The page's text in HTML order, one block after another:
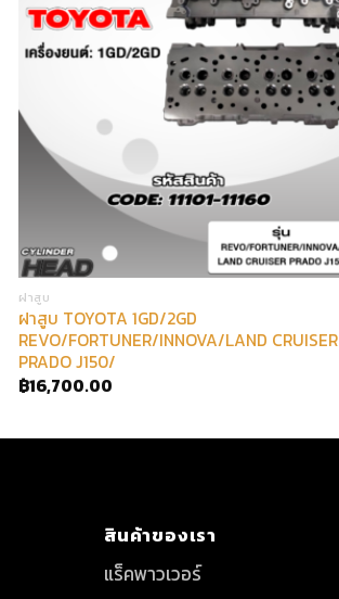
ฝาสูบ
ฝาสูบ TOYOTA 1GD/2GD
REVO/FORTUNER/INNOVA/LAND CRUISER
PRADO J150/
฿16,700.00
สินค้าของเรา
แร็คพาวเวอร์